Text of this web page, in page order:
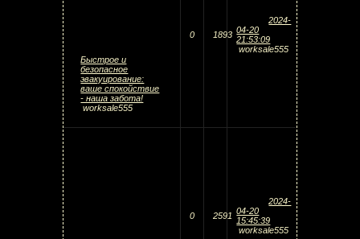
Быстрое и
безопасное
эвакуирование:
ваше спокойствие
- наша забота!
worksale555
0 1893
2024-
04-20
21:53:09
worksale555
0 2591
2024-
04-20
15:45:39
worksale555